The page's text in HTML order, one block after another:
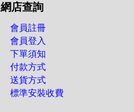
網店查詢
會員註冊
會員登入
下單須知
付款方式
送貨方式
標準安裝收費